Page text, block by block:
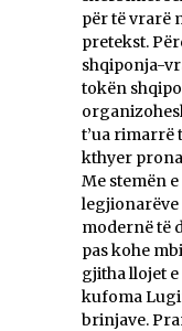
për të vrarë
pretekst.
shqiponja-
tokën
t’ua rimarrë
kthyer
Me stemën
legjionarëve
modernë të
pas kohe
gjitha llojet
kufoma
brinjave.